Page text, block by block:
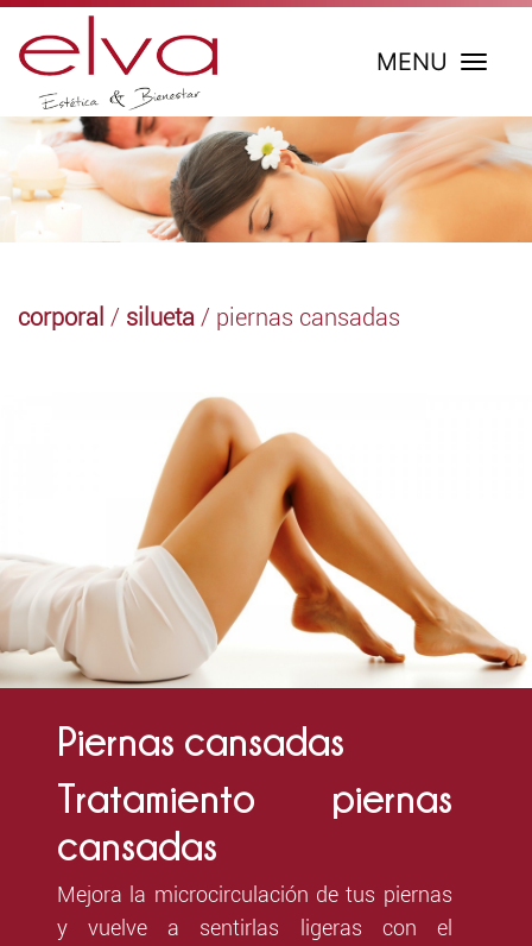
MENU
corporal / silueta / piernas cansadas
Piernas cansadas
Tratamiento piernas
cansadas
Mejora la microcirculación de tus piernas
y vuelve a sentirlas ligeras con el